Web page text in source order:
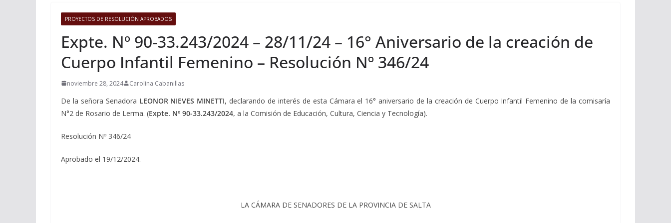
PROYECTOS DE RESOLUCIÓN APROBADOS
Expte. Nº 90-33.243/2024 – 28/11/24 – 16° Aniversario de la creación de
Cuerpo Infantil Femenino – Resolución Nº 346/24
noviembre 28, 2024 Carolina Cabanillas
De la señora Senadora LEONOR NIEVES MINETTI, declarando de interés de esta Cámara el 16° aniversario de la creación de Cuerpo Infantil Femenino de la comisaría
N°2 de Rosario de Lerma. (Expte. Nº 90-33.243/2024, a la Comisión de Educación, Cultura, Ciencia y Tecnología).
Resolución Nº 346/24
Aprobado el 19/12/2024.
LA CÁMARA DE SENADORES DE LA PROVINCIA DE SALTA